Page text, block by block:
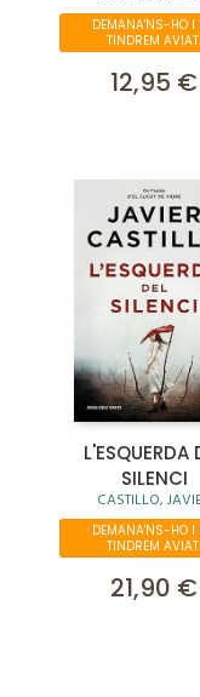
DEMANA'NS-HO I
TINDREM AVIAT.
12,95 €
L'ESQUERDA
SILENCI
CASTILLO,
DEMANA'NS-HO I
TINDREM AVIAT.
21,90 €